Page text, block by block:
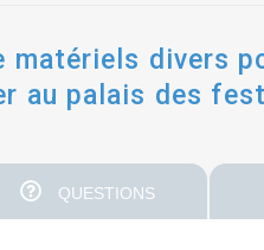
matériels divers
au palais des
QUESTIONS